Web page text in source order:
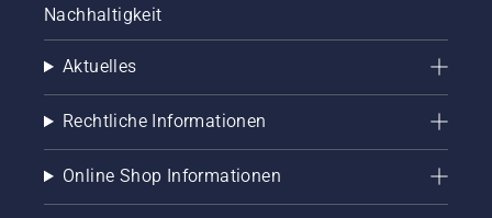
Nachhaltigkeit
Aktuelles
Rechtliche Informationen
Online Shop Informationen